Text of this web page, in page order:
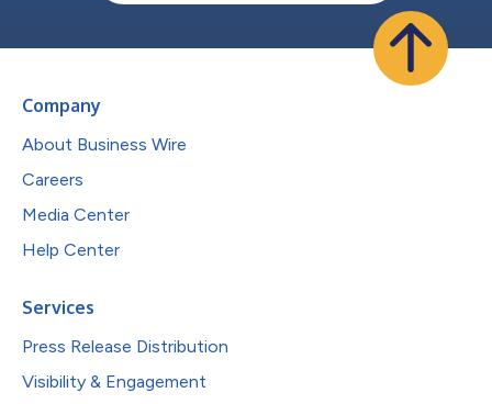
Company
About Business Wire
Careers
Media Center
Help Center
Services
Press Release Distribution
Visibility & Engagement